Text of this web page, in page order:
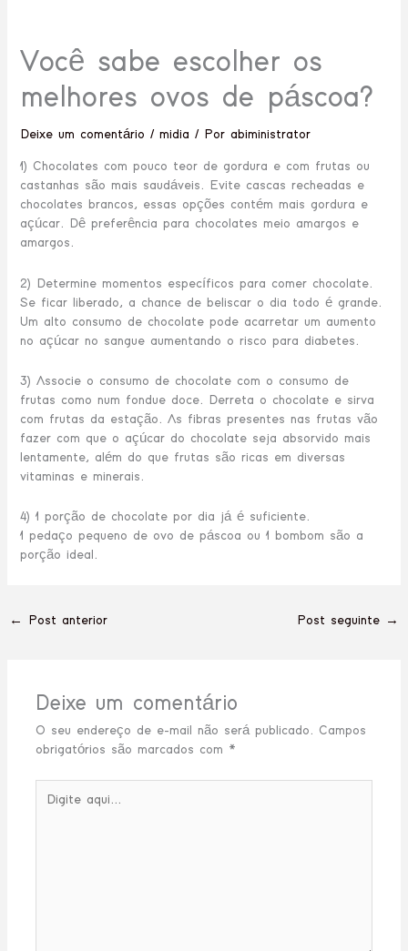
Você sabe escolher os
melhores ovos de páscoa?
Deixe um comentário /midia / Porabiministrator
1) Chocolates com pouco teor de gordura e com frutas ou
castanhas são mais saudáveis. Evite cascas recheadas e
chocolates brancos, essas opções contém mais gordura e
açúcar. Dê preferência para chocolates meio amargos e
amargos.
2) Determine momentos específicos para comer chocolate.
Se ficar liberado, a chance de beliscar o dia todo é grande.
Um alto consumo de chocolate pode acarretar um aumento
no açúcar no sangue aumentando o risco para diabetes.
3) Associe o consumo de chocolate com o consumo de
frutas como num fondue doce. Derreta o chocolate e sirva
com frutas da estação. As fibras presentes nas frutas vão
fazer com que o açúcar do chocolate seja absorvido mais
lentamente, além do que frutas são ricas em diversas
vitaminas e minerais.
4) 1 porção de chocolate por dia já é suficiente.
1 pedaço pequeno de ovo de páscoa ou 1 bombom são a
porção ideal.
← Post anterior Post seguinte →
Deixe um comentário
O seu endereço de e-mail não será publicado. Campos
obrigatórios são marcados com *
aqui...